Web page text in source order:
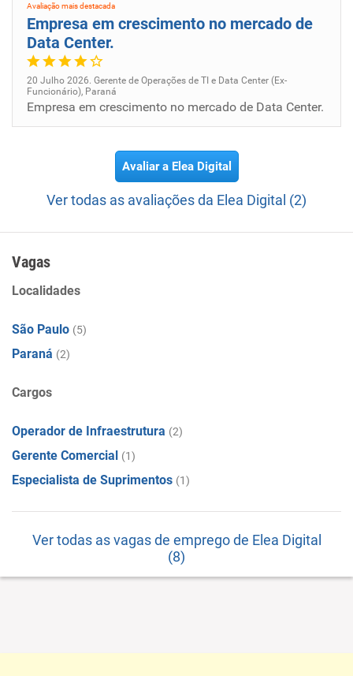
Avaliação mais destacada
Empresa em crescimento no mercado de
Data Center.
20 Julho 2026. Gerente de Operações de TI e Data Center (Ex-
Funcionário), Paraná
Empresa em crescimento no mercado de Data Center.
Avaliar a Elea Digital
Ver todas as avaliações da Elea Digital (2)
Vagas
Localidades
São Paulo (5)
Paraná (2)
Cargos
Operador de Infraestrutura (2)
Gerente Comercial (1)
Especialista de Suprimentos (1)
Ver todas as vagas de emprego de Elea Digital
(8)